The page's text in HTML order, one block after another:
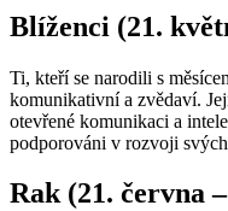
Blíženci (21.
Ti, kteří se narodili s
komunikativní a zvědaví.
otevřené komunikaci a
podporováni v rozvoji
Rak (21. června